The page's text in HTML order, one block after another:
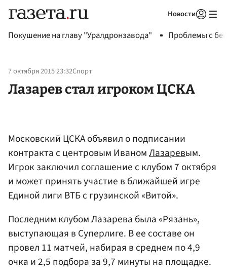
Новости
Покушение на главу "Уралдронзавода" Проблемы с
7 октября 2015 23:32Спорт
Лазарев стал игроком ЦСКА
Московский ЦСКА объявил о подписании
контракта с центровым ИваномЛазаревым.
Игрок заключил соглашение с клубом 7 октября
и может принять участие в ближайшей игре
Единой лиги ВТБ с грузинской «Витой».
Последним клубом Лазарева была «Рязань»,
выступающая в Суперлиге. В ее составе он
провел 11 матчей, набирая в среднем по 4,9
очка и 2,5 подбора за 9,7 минуты на площадке.